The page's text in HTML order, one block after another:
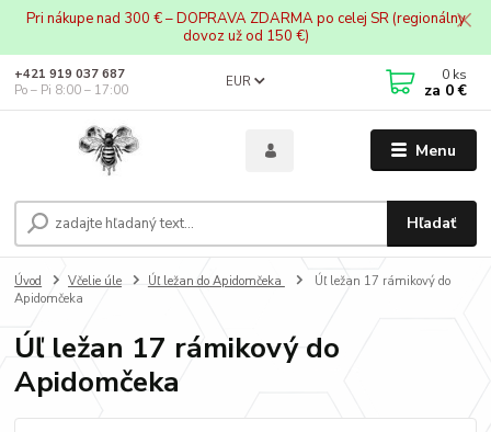
Pri nákupe nad 300 € – DOPRAVA ZDARMA po celej SR (regionálny
dovoz už od 150 €)
Menu
EUR
Hľadať
+421 919 037 687
Po – Pi 8:00 – 17:00
0 ks
za 0 €
Úvod Včelie úle Úľ ležan do Apidomčeka
Úľ ležan 17 rámikový do
Apidomčeka
Úľ ležan 17 rámikový do
Apidomčeka